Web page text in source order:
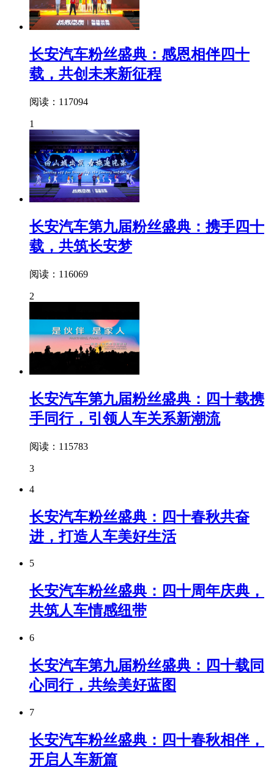
长安汽车粉丝盛典：感恩相伴四十
载，共创未来新征程
阅读：117094
1
长安汽车第九届粉丝盛典：携手四十
载，共筑长安梦
阅读：116069
2
长安汽车第九届粉丝盛典：四十载携
手同行，引领人车关系新潮流
阅读：115783
3
4
长安汽车粉丝盛典：四十春秋共奋
进，打造人车美好生活
5
长安汽车粉丝盛典：四十周年庆典，
共筑人车情感纽带
6
长安汽车第九届粉丝盛典：四十载同
心同行，共绘美好蓝图
7
长安汽车粉丝盛典：四十春秋相伴，
开启人车新篇